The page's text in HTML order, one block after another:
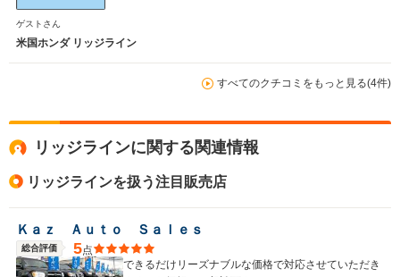
ゲストさん
米国ホンダ リッジライン
すべてのクチコミをもっと見る(4件)
リッジラインに関する関連情報
リッジラインを扱う注目販売店
Ｋａｚ Ａｕｔｏ Ｓａｌｅｓ
総合評価 5点
できるだけリーズナブルな価格で対応させていただき